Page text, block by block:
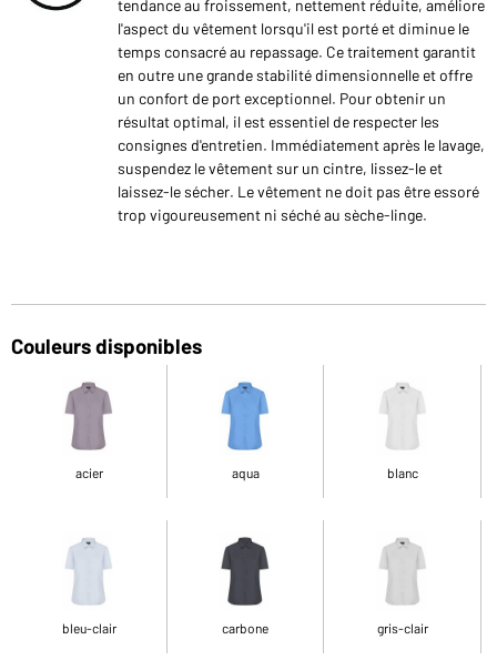
tendance au froissement, nettement réduite, améliore
l'aspect du vêtement lorsqu'il est porté et diminue le
temps consacré au repassage. Ce traitement garantit
en outre une grande stabilité dimensionnelle et offre
un confort de port exceptionnel. Pour obtenir un
résultat optimal, il est essentiel de respecter les
consignes d'entretien. Immédiatement après le lavage,
suspendez le vêtement sur un cintre, lissez-le et
laissez-le sécher. Le vêtement ne doit pas être essoré
trop vigoureusement ni séché au sèche-linge.
Couleurs disponibles
acier aqua blanc
bleu-clair carbone gris-clair